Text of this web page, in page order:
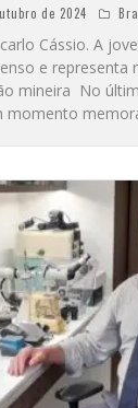
de 2024
Cássio. A
e representa
mineira No
momento